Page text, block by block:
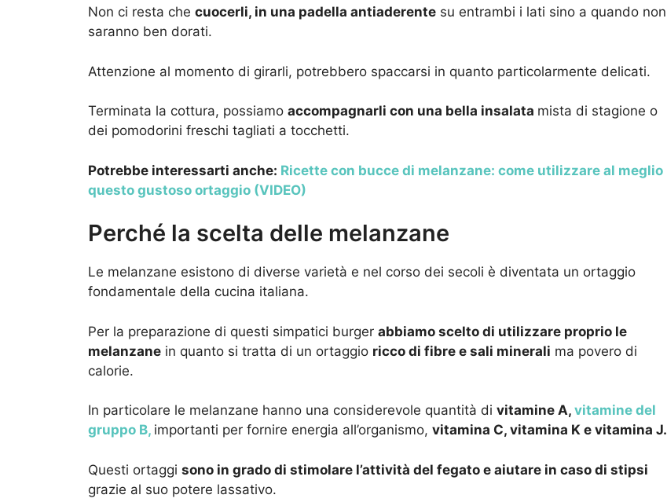
Non ci resta che cuocerli, in una padella antiaderente su entrambi i lati sino a quando non
saranno ben dorati.
Attenzione al momento di girarli, potrebbero spaccarsi in quanto particolarmente delicati.
Terminata la cottura, possiamo accompagnarli con una bella insalata mista di stagione o
dei pomodorini freschi tagliati a tocchetti.
Potrebbe interessarti anche: Ricette con bucce di melanzane: come utilizzare al meglio
questo gustoso ortaggio (VIDEO)
Perché la scelta delle melanzane
Le melanzane esistono di diverse varietà e nel corso dei secoli è diventata un ortaggio
fondamentale della cucina italiana.
Per la preparazione di questi simpatici burger abbiamo scelto di utilizzare proprio le
melanzane in quanto si tratta di un ortaggio ricco di fibre e sali minerali ma povero di
calorie.
In particolare le melanzane hanno una considerevole quantità di vitamine A, vitamine del
gruppo B, importanti per fornire energia all’organismo, vitamina C, vitamina K e vitamina J.
Questi ortaggi sono in grado di stimolare l’attività del fegato e aiutare in caso di stipsi
grazie al suo potere lassativo.